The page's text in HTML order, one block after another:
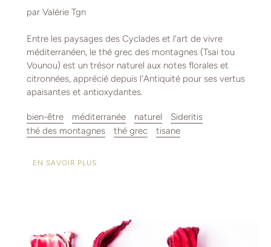
par Valérie Tgn
Entre les paysages des Cyclades et l'art de vivre
méditerranéen, le thé grec des montagnes (Tsai tou
Vounou) est un trésor naturel aux notes florales et
citronnées, apprécié depuis l'Antiquité pour ses vertus
apaisantes et antioxydantes.
bien-être méditerranée naturel
Sideritis
thé des montagnes
thé grec tisane
EN SAVOIR PLUS